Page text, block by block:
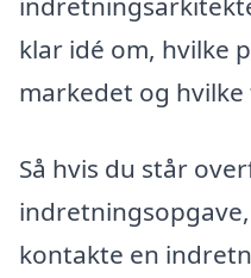
klar idé om, hvilke
markedet og
Så hvis du står
kontakte en